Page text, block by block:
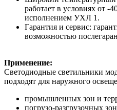
работает в условиях от -
исполнением УХЛ 1.
Гарантия и сервис:
возможностью
Применение:
Светодиодные светильники
подходят для наружного
промышленных зон и
погрузо-разгрузочных